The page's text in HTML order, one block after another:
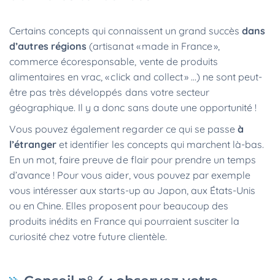
Certains concepts qui connaissent un grand succès dans
d’autres régions (artisanat « made in France »,
commerce écoresponsable, vente de produits
alimentaires en vrac, « click and collect » …) ne sont peut-
être pas très développés dans votre secteur
géographique. Il y a donc sans doute une opportunité !
Vous pouvez également regarder ce qui se passe à
l’étranger et identifier les concepts qui marchent là-bas.
En un mot, faire preuve de flair pour prendre un temps
d’avance ! Pour vous aider, vous pouvez par exemple
vous intéresser aux starts-up au Japon, aux États-Unis
ou en Chine. Elles proposent pour beaucoup des
produits inédits en France qui pourraient susciter la
curiosité chez votre future clientèle.